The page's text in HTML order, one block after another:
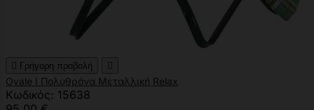
 Γρήγορη προβολή 
Ovale I Πολυθρόνα Μεταλλική Relax
Κωδικός: 15638